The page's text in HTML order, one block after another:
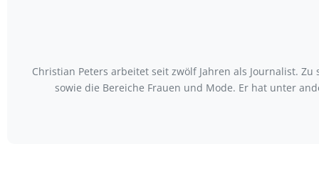
Christian Peters arbeitet seit zwölf Jahren als Journalist.
sowie die Bereiche Frauen und Mode. Er hat unter